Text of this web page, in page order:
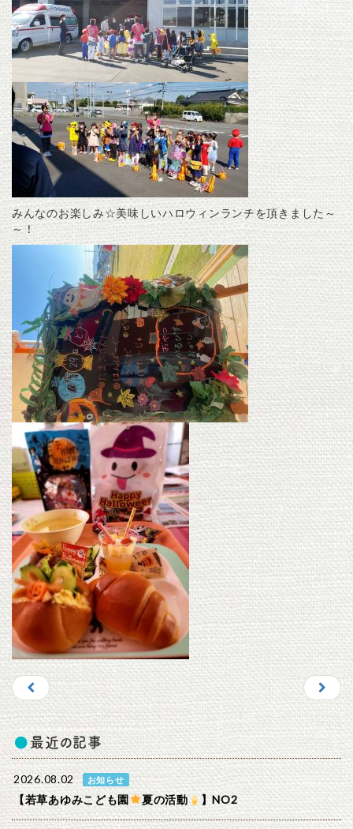
みんなのお楽しみ☆美味しいハロウィンランチを頂きました～
～！
最近の記事
2026.08.02 お知らせ
【若草あゆみこども園 夏の活動 】NO2